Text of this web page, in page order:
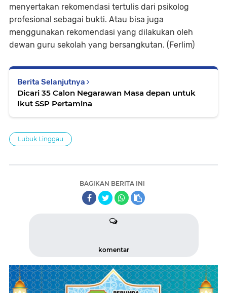
menyertakan rekomendasi tertulis dari psikolog
profesional sebagai bukti. Atau bisa juga
menggunakan rekomendasi yang dilakukan oleh
dewan guru sekolah yang bersangkutan. (Ferlim)
Berita Selanjutnya
Dicari 35 Calon Negarawan Masa depan untuk
Ikut SSP Pertamina
Lubuk Linggau
BAGIKAN BERITA INI
komentar